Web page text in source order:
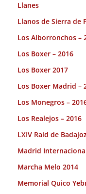
Llanes
Llanos de Sierra de
Los Alborronchos –
Los Boxer – 2016
Los Boxer 2017
Los Boxer Madrid –
Los Monegros –
Los Realejos – 2016
LXIV Raid de
Madrid
Marcha Melo 2014
Memorial Quico